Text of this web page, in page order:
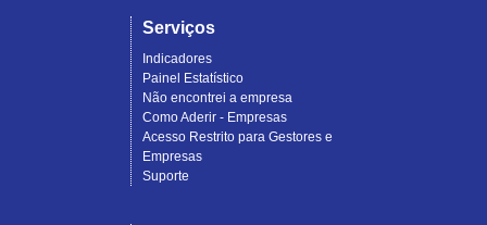
Serviços
Indicadores
Painel Estatístico
Não encontrei a empresa
Como Aderir - Empresas
Acesso Restrito para Gestores e
Empresas
Suporte